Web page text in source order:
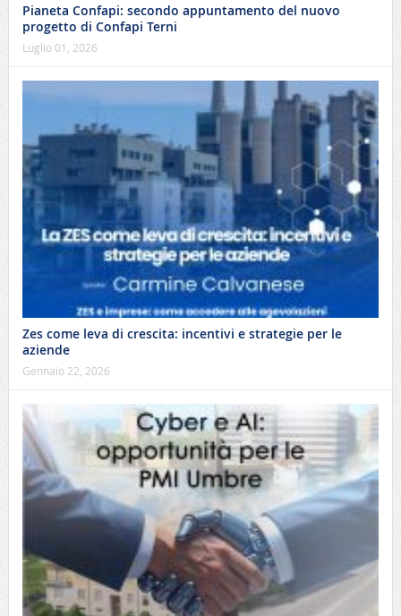
Pianeta Confapi: secondo appuntamento del nuovo
progetto di Confapi Terni
Luglio 01, 2026
Zes come leva di crescita: incentivi e strategie per le
aziende
Gennaio 22, 2026